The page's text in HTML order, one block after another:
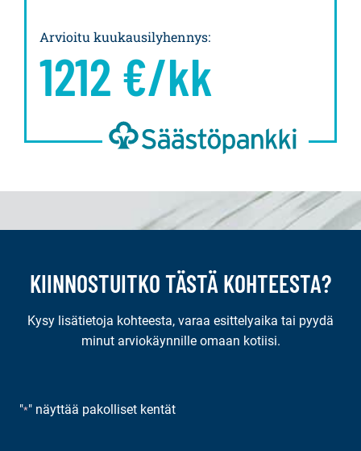
Arvioitu kuukausilyhennys:
1212 €/kk
KIINNOSTUITKO TÄSTÄ KOHTEESTA?
Kysy lisätietoja kohteesta, varaa esittelyaika tai pyydä
minut arviokäynnille omaan kotiisi.
"*" näyttää pakolliset kentät